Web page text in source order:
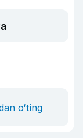
o‘ting